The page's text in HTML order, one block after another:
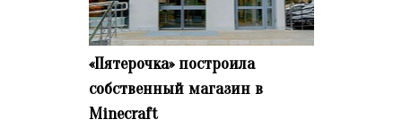
«Пятерочка» построила
собственный магазин в
Minecraft